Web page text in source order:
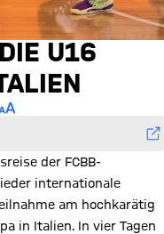
U16
der FCBB-
internationale
am hochkarätig
in Italien. In vier Tagen